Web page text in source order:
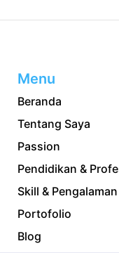
Menu
Beranda
Tentang Saya
Passion
Pendidikan &
Skill & Pengalaman
Portofolio
Blog